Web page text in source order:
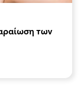
των